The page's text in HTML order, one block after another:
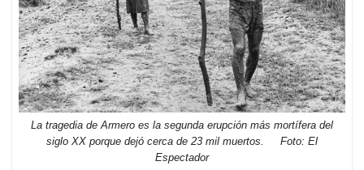
La tragedia de Armero es la segunda erupción más mortífera del
siglo XX porque dejó cerca de 23 mil muertos. Foto: El
Espectador